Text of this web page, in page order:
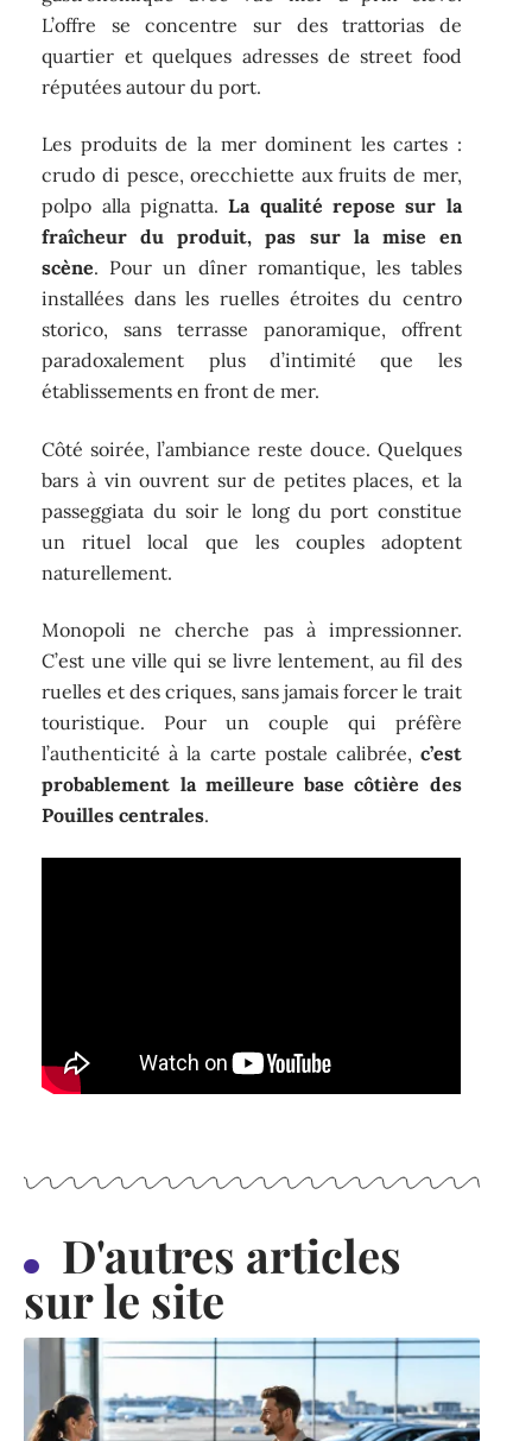
L’offre se concentre sur des trattorias de
quartier et quelques adresses de street food
réputées autour du port.
Les produits de la mer dominent les cartes :
crudo di pesce, orecchiette aux fruits de mer,
polpo alla pignatta.La qualité repose sur la
fraîcheur du produit, pas sur la mise en
scène. Pour un dîner romantique, les tables
installées dans les ruelles étroites du centro
storico, sans terrasse panoramique, offrent
paradoxalement plus d’intimité que les
établissements en front de mer.
Côté soirée, l’ambiance reste douce. Quelques
bars à vin ouvrent sur de petites places, et la
passeggiata du soir le long du port constitue
un rituel local que les couples adoptent
naturellement.
Monopoli ne cherche pas à impressionner.
C’est une ville qui se livre lentement, au fil des
ruelles et des criques, sans jamais forcer le trait
touristique. Pour un couple qui préfère
l’authenticité à la carte postale calibrée, c’est
probablement la meilleure base côtière des
Pouilles centrales.
D'autres articles
sur le site